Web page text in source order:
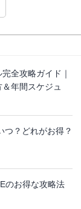
全攻略ガイド｜
年間スケジュ
つ？どれがお得？
のお得な攻略法